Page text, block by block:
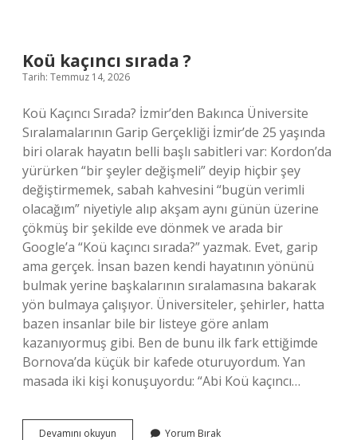
Koü kaçıncı sırada ?
Tarih: Temmuz 14, 2026
Koü Kaçıncı Sırada? İzmir’den Bakınca Üniversite
Sıralamalarının Garip Gerçekliği İzmir’de 25 yaşında
biri olarak hayatın belli başlı sabitleri var: Kordon’da
yürürken “bir şeyler değişmeli” deyip hiçbir şey
değiştirmemek, sabah kahvesini “bugün verimli
olacağım” niyetiyle alıp akşam aynı günün üzerine
çökmüş bir şekilde eve dönmek ve arada bir
Google’a “Koü kaçıncı sırada?” yazmak. Evet, garip
ama gerçek. İnsan bazen kendi hayatının yönünü
bulmak yerine başkalarının sıralamasına bakarak
yön bulmaya çalışıyor. Üniversiteler, şehirler, hatta
bazen insanlar bile bir listeye göre anlam
kazanıyormuş gibi. Ben de bunu ilk fark ettiğimde
Bornova’da küçük bir kafede oturuyordum. Yan
masada iki kişi konuşuyordu: “Abi Koü kaçıncı…
Devamını okuyun Yorum Bırak